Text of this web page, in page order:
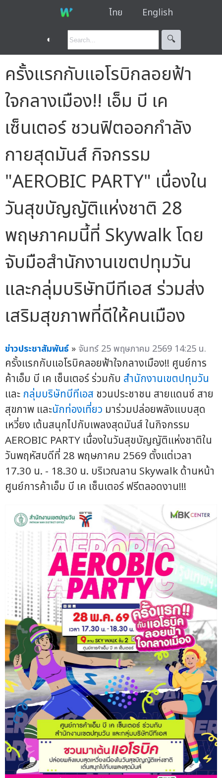
ไทย English
◐ 🔍︎
ครั้งแรกกับแอโรบิกลอยฟ้า
ใจกลางเมือง!! เอ็ม บี เค
เซ็นเตอร์ ชวนฟิตออกกำลัง
กายสุดมันส์ กิจกรรม
"AEROBIC PARTY" เนื่องใน
วันสุขบัญญัติแห่งชาติ 28
พฤษภาคมนี้ที่ Skywalk โดย
จับมือสำนักงานเขตปทุมวัน
และกลุ่มบริษัทบีทีเอส ร่วมส่ง
เสริมสุขภาพที่ดีให้คนเมือง
ข่าวประชาสัมพันธ์ » จันทร์ 25 พฤษภาคม 2569 14:25 น.
ครั้งแรกกับแอโรบิคลอยฟ้าใจกลางเมือง!! ศูนย์การ
ค้าเอ็ม บี เค เซ็นเตอร์ ร่วมกับ สำนักงานเขตปทุมวัน
และ กลุ่มบริษัทบีทีเอส ชวนประชาชน สายแดนซ์ สาย
สุขภาพ และนักท่องเที่ยว มาร่วมปล่อยพลังแบบสุด
เหวี่ยง เต้นสนุกไปกับเพลงสุดมันส์ ในกิจกรรม
AEROBIC PARTY เนื่องในวันสุขบัญญัติแห่งชาติใน
วันพฤหัสบดีที่ 28 พฤษภาคม 2569 ตั้งแต่เวลา
17.30 น. - 18.30 น. บริเวณลาน Skywalk ด้านหน้า
ศูนย์การค้าเอ็ม บี เค เซ็นเตอร์ ฟรีตลอดงาน!!!